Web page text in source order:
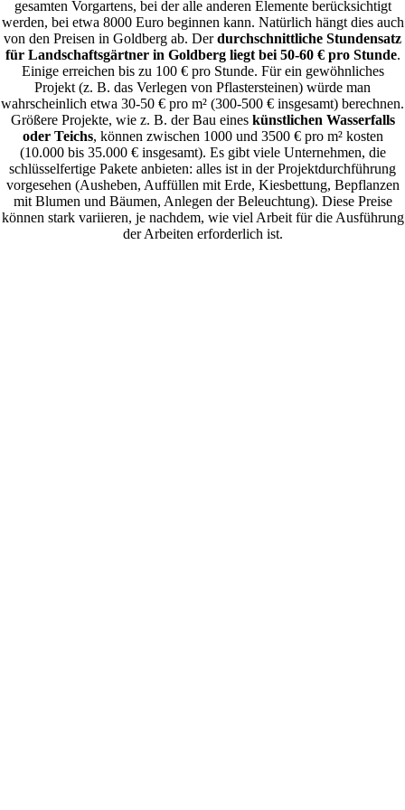
gesamten Vorgartens, bei der alle anderen Elemente berücksichtigt
werden, bei etwa 8000 Euro beginnen kann. Natürlich hängt dies auch
von den Preisen in Goldberg ab. Derdurchschnittliche Stundensatz
für Landschaftsgärtner in Goldberg liegt bei 50-60 € pro Stunde.
Einige erreichen bis zu 100 € pro Stunde. Für ein gewöhnliches
Projekt (z. B. das Verlegen von Pflastersteinen) würde man
wahrscheinlich etwa 30-50 € pro m² (300-500 € insgesamt) berechnen.
Größere Projekte, wie z. B. der Bau eines künstlichen Wasserfalls
oder Teichs, können zwischen 1000 und 3500 € pro m² kosten
(10.000 bis 35.000 € insgesamt). Es gibt viele Unternehmen, die
schlüsselfertige Pakete anbieten: alles ist in der Projektdurchführung
vorgesehen (Ausheben, Auffüllen mit Erde, Kiesbettung, Bepflanzen
mit Blumen und Bäumen, Anlegen der Beleuchtung). Diese Preise
können stark variieren, je nachdem, wie viel Arbeit für die Ausführung
der Arbeiten erforderlich ist.